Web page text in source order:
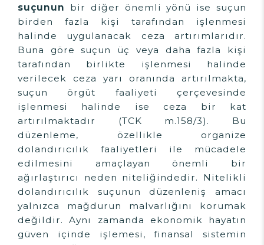
suçunun
bir diğer önemli yönü ise suçun
birden fazla kişi tarafından işlenmesi
halinde uygulanacak ceza artırımlarıdır.
Buna göre suçun üç veya daha fazla kişi
tarafından birlikte işlenmesi halinde
verilecek ceza yarı oranında artırılmakta,
suçun örgüt faaliyeti çerçevesinde
işlenmesi halinde ise ceza bir kat
artırılmaktadır (TCK m.158/3). Bu
düzenleme, özellikle organize
dolandırıcılık faaliyetleri ile mücadele
edilmesini amaçlayan önemli bir
ağırlaştırıcı neden niteliğindedir. Nitelikli
dolandırıcılık suçunun düzenleniş amacı
yalnızca mağdurun malvarlığını korumak
değildir. Aynı zamanda ekonomik hayatın
güven içinde işlemesi, finansal sistemin